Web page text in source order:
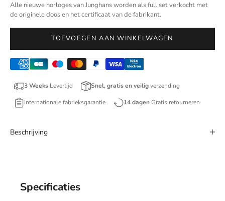
Alle nieuwe horloges van Junghans worden als full set verkocht met
de originele doos en het certificaat van de fabrikant.
TOEVOEGEN AAN WINKELWAGEN
3 Weeks Levertijd Snel, gratis en veiligverzending
internationale fabrieksgarantie 14 dagenGratis retourneren
Beschrijving
Specificaties